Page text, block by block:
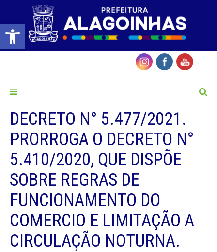
Barra de Ferramentas Aberta
DECRETO N° 5.477/2021.
PRORROGA O DECRETO N°
5.410/2020, QUE DISPÕE
SOBRE REGRAS DE
FUNCIONAMENTO DO
COMERCIO E LIMITAÇÃO A
CIRCULAÇÃO NOTURNA.